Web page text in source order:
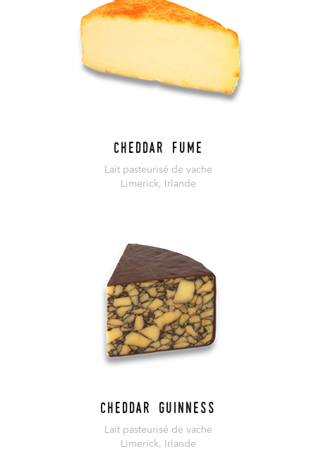
Cheddar Fume
Lait pasteurisé de vache
Limerick, Irlande
Cheddar Guinness
Lait pasteurisé de vache
Limerick, Irlande